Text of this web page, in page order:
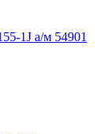
1J а/м 54901